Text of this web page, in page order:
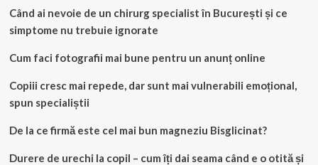
Când ai nevoie de un chirurg specialist în București și ce
simptome nu trebuie ignorate
Cum faci fotografii mai bune pentru un anunț online
Copiii cresc mai repede, dar sunt mai vulnerabili emoțional,
spun specialiștii
De la ce firmă este cel mai bun magneziu Bisglicinat?
Durere de urechi la copil – cum îți dai seama când e o otită și